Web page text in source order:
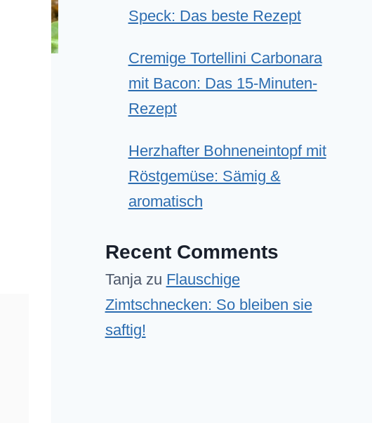
Speck: Das beste Rezept
Cremige Tortellini Carbonara
mit Bacon: Das 15-Minuten-
Rezept
Herzhafter Bohneneintopf mit
Röstgemüse: Sämig &
aromatisch
Recent Comments
Tanjazu Flauschige
Zimtschnecken: So bleiben sie
saftig!